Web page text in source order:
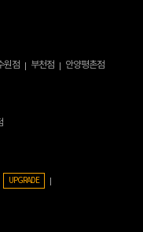
원점 부천점 안양평촌점
UPGRADE